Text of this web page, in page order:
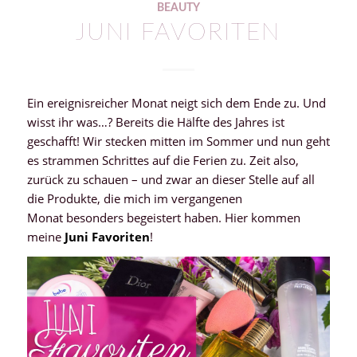
BEAUTY
JUNI FAVORITEN
Ein ereignisreicher Monat neigt sich dem Ende zu. Und
wisst ihr was…? Bereits die Hälfte des Jahres ist
geschafft! Wir stecken mitten im Sommer und nun geht
es strammen Schrittes auf die Ferien zu. Zeit also,
zurück zu schauen – und zwar an dieser Stelle auf all
die Produkte, die mich im vergangenen
Monat besonders begeistert haben. Hier kommen
meine Juni Favoriten!